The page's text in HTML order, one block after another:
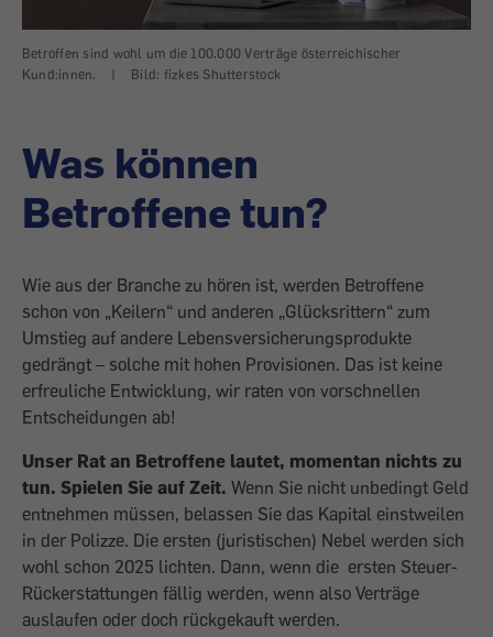
Betroffen sind wohl um die 100.000 Verträge österreichischer
Kund:innen.
| Bild: fizkes Shutterstock
Was können
Betroffene tun?
Wie aus der Branche zu hören ist, werden Betroffene
schon von „Keilern“ und anderen „Glücksrittern“ zum
Umstieg auf andere Lebensversicherungsprodukte
gedrängt – solche mit hohen Provisionen. Das ist keine
erfreuliche Entwicklung, wir raten von vorschnellen
Entscheidungen ab!
Unser Rat an Betroffene lautet, momentan nichts zu
tun. Spielen Sie auf Zeit. Wenn Sie nicht unbedingt Geld
entnehmen müssen, belassen Sie das Kapital einstweilen
in der Polizze. Die ersten (juristischen) Nebel werden sich
wohl schon 2025 lichten. Dann, wenn die ersten Steuer-
Rückerstattungen fällig werden, wenn also Verträge
auslaufen oder doch rückgekauft werden.